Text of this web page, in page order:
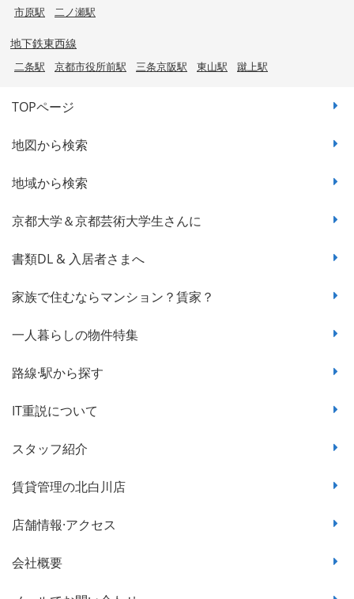
市原駅
二ノ瀬駅
地下鉄東西線
二条駅 京都市役所前駅 三条京阪駅 東山駅 蹴上駅
TOPページ
地図から検索
地域から検索
京都大学＆京都芸術大学生さんに
書類DL & 入居者さまへ
家族で住むならマンション？賃家？
一人暮らしの物件特集
路線·駅から探す
IT重説について
スタッフ紹介
賃貸管理の北白川店
店舗情報·アクセス
会社概要